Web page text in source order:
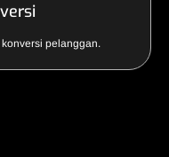
pelanggan.